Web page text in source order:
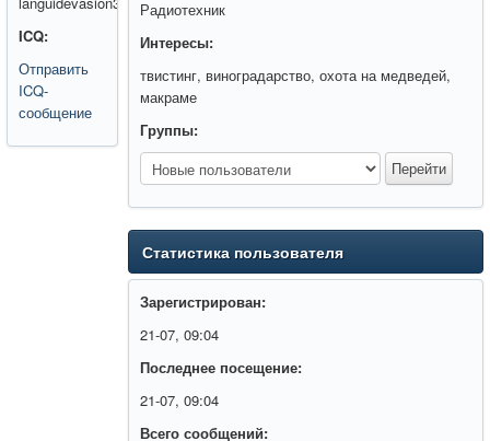
ICQ:
Отправить
ICQ-
сообщение
Радиотехник
Интересы:
твистинг, виноградарство, охота на медведей,
макраме
Группы:
Статистика пользователя
Зарегистрирован:
21-07, 09:04
Последнее посещение:
21-07, 09:04
Всего сообщений: